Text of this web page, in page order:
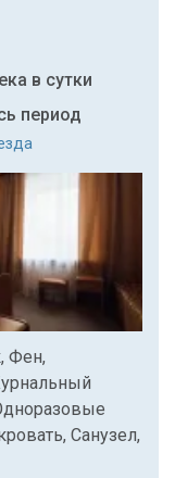
в сутки
период
Фен,
Санузел,